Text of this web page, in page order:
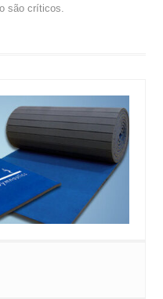
são críticos.